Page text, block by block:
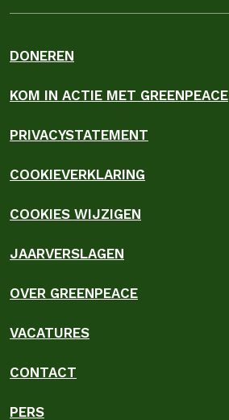
DONEREN
KOM IN ACTIE MET GREENPEACE
PRIVACYSTATEMENT
COOKIEVERKLARING
COOKIES WIJZIGEN
JAARVERSLAGEN
OVER GREENPEACE
VACATURES
CONTACT
PERS